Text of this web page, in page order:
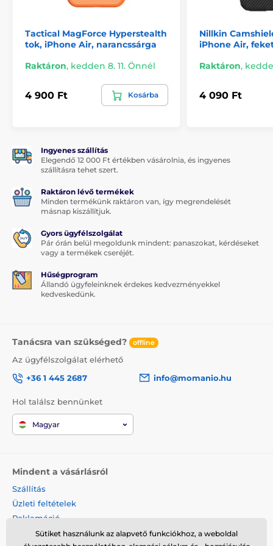
Tactical MagForce Hyperstealth
tok, iPhone Air, narancssárga
Raktáron, kedden 8. 11. Önnél
4 900 Ft Kosárba
Nillkin
iPhone Air,
Raktáron,
4 090 Ft
Ingyenes szállítás
Elegendő 12 000 Ft értékben vásárolnia, és ingyenes
szállításra tehet szert.
Raktáron lévő termékek
Minden termékünk raktáron van, így megrendelését
másnap kiszállítjuk.
Gyors ügyfélszolgálat
Pár órán belül megoldunk mindent: panaszokat, kérdéseket
vagy a termékek cseréjét.
Hűségprogram
Állandó ügyfeleinknek érdekes kedvezményekkel
kedveskedünk.
Tanácsra van szükséged? offline
Az ügyfélszolgálat elérhető
+36 1 445 2687
info@momanio.hu
Hol találsz bennünket
Magyar
Mindent a vásárlásról
Szállítás
Üzleti feltételek
Reklamáció
Termék visszaküldése
Sütiket használunk az alapvető funkciókhoz, a weboldal